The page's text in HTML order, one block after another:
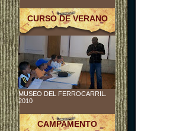
CURSO DE VERANO
MUSEO DEL FERROCARRIL.
2010
CAMPAMENTO